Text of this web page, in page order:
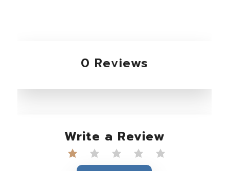
0 Reviews
Write a Review